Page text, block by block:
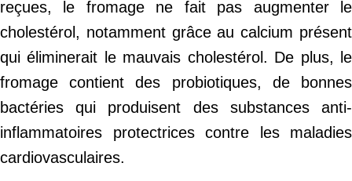
reçues, le fromage ne fait pas augmenter le
cholestérol, notamment grâce au calcium présent
qui éliminerait le mauvais cholestérol. De plus, le
fromage contient des probiotiques, de bonnes
bactéries qui produisent des substances anti-
inflammatoires protectrices contre les maladies
cardiovasculaires.